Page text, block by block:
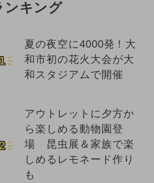
ンキング
夏の夜空に4000発！大
和市初の花火大会が大
和スタジアムで開催
アウトレットに夕方か
ら楽しめる動物園登
場 昆虫展＆家族で楽
しめるレモネード作り
も